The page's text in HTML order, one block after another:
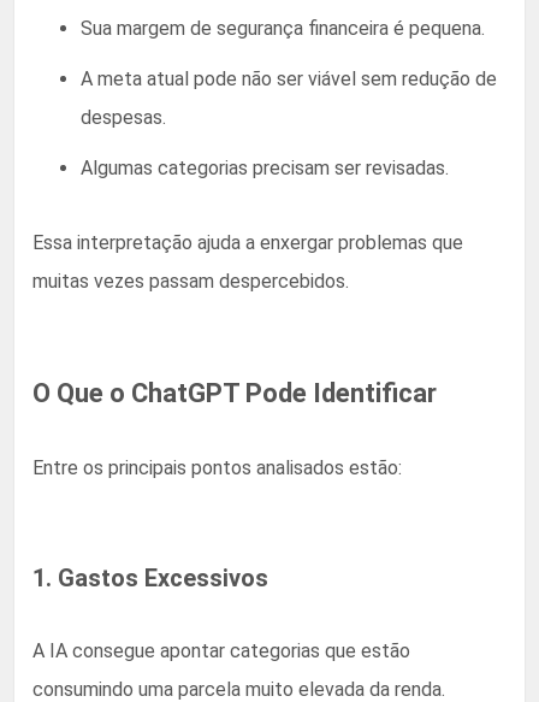
Sua margem de segurança financeira é pequena.
A meta atual pode não ser viável sem redução de
despesas.
Algumas categorias precisam ser revisadas.
Essa interpretação ajuda a enxergar problemas que
muitas vezes passam despercebidos.
O Que o ChatGPT Pode Identificar
Entre os principais pontos analisados estão:
1. Gastos Excessivos
A IA consegue apontar categorias que estão
consumindo uma parcela muito elevada da renda.